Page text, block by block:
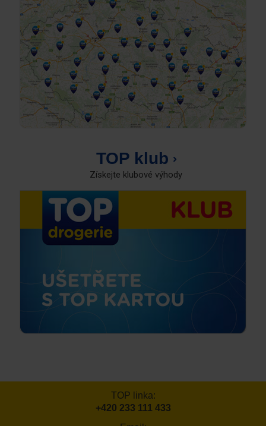
TOP klub
Získejte klubové výhody
TOP linka:
+420 233 111 433